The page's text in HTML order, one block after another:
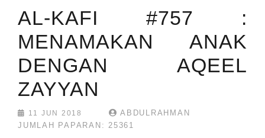
AL-KAFI #757 :
MENAMAKAN ANAK
DENGAN AQEEL
ZAYYAN
11 JUN 2018
ABDULRAHMAN
JUMLAH PAPARAN: 25361